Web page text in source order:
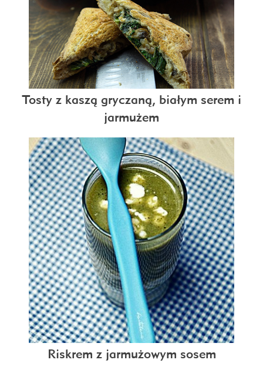
Tosty z kaszą gryczaną, białym serem i
jarmużem
Riskrem z jarmużowym sosem